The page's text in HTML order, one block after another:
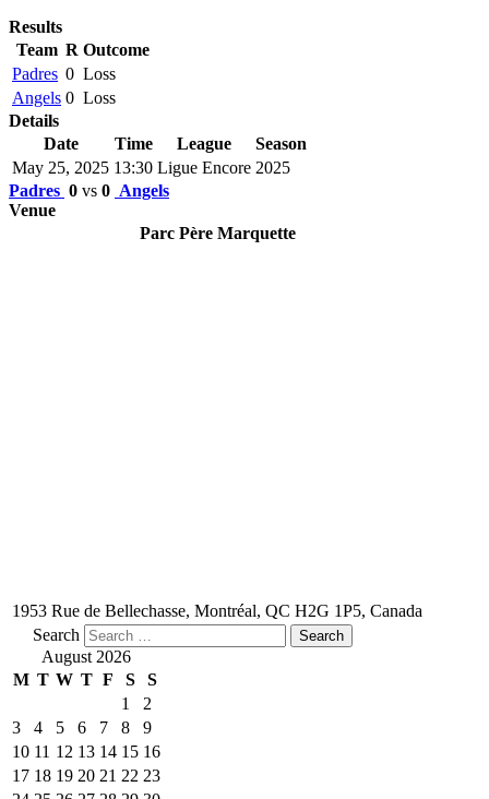
Results
Team R Outcome
Padres 0 Loss
Angels 0 Loss
Details
Date
Time League
Season
May 25, 2025 13:30 Ligue Encore 2025
Padres 0 vs 0 Angels
Venue
Parc Père Marquette
1953 Rue de Bellechasse, Montréal, QC H2G 1P5, Canada
Search
August 2026
M T W T F S
S
1
2
3
4 5 6 7 8
9
10 11 12 13 14 15 16
17 18 19 20 21 22 23